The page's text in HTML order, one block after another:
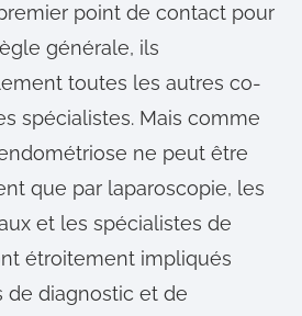
point de contact pour
générale, ils
toutes les autres co-
spécialistes. Mais comme
ne peut être
que par laparoscopie, les
et les spécialistes de
étroitement impliqués
de diagnostic et de